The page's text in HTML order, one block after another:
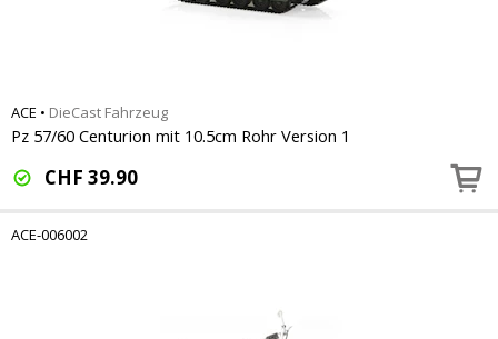
ACE • DieCast Fahrzeug
Pz 57/60 Centurion mit 10.5cm Rohr Version 1
CHF 39.90
ACE-006002